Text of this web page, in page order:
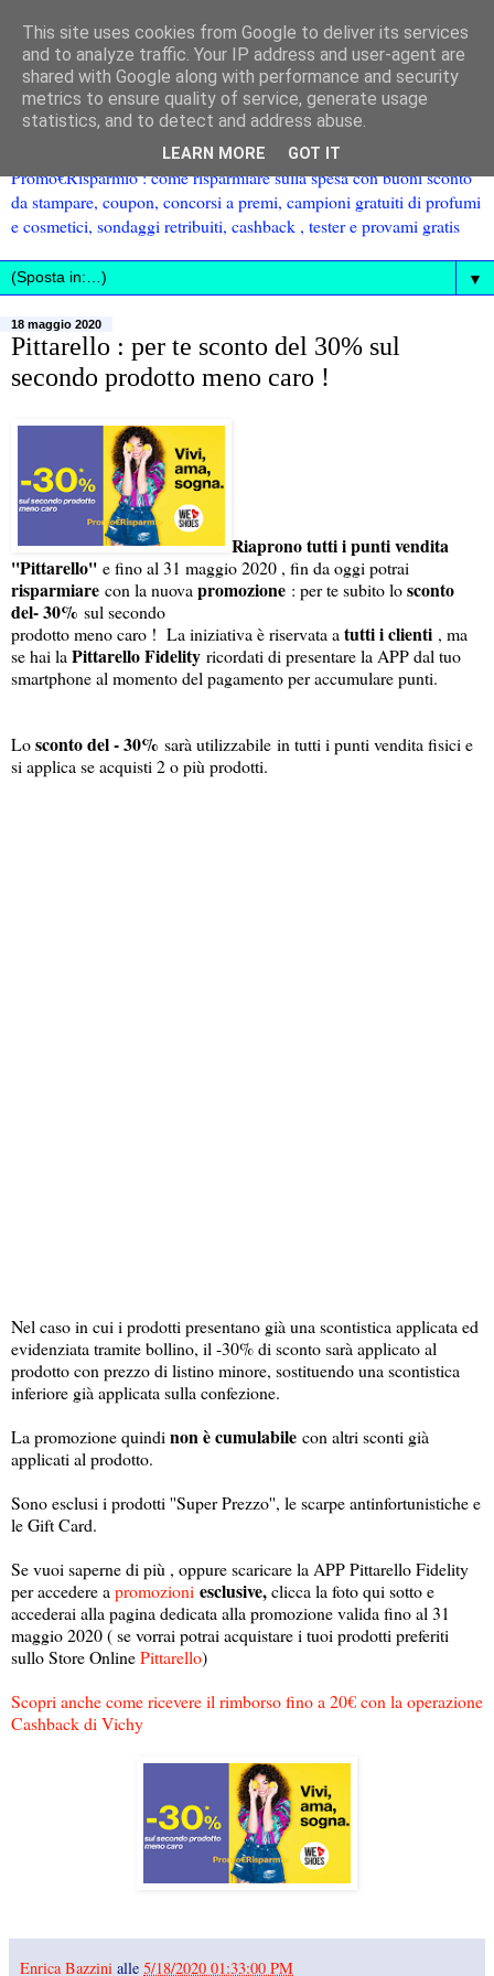
Promo€Risparmio : come risparmiare sulla spesa con buoni sconto
da stampare, coupon, concorsi a premi, campioni gratuiti di profumi
e cosmetici, sondaggi retribuiti, cashback , tester e provami gratis
▼
18 maggio 2020
Pittarello : per te sconto del 30% sul
secondo prodotto meno caro !
Riaprono tutti i punti vendita
''Pittarello'' e fino al 31 maggio 2020 , fin da oggi potrai
risparmiare con la nuova promozione : per te subito losconto
del- 30% sul secondo
prodotto meno caro ! La iniziativa è riservata a tutti i clienti , ma
se hai la Pittarello Fidelity ricordati di presentare la APP dal tuo
smartphone al momento del pagamento per accumulare punti.
Losconto del - 30% sarà utilizzabile in tutti i punti vendita fisici e
si applica se acquisti 2 o più prodotti.
Nel caso in cui i prodotti presentano già una scontistica applicata ed
evidenziata tramite bollino, il -30% di sconto sarà applicato al
prodotto con prezzo di listino minore, sostituendo una scontistica
inferiore già applicata sulla confezione.
La promozione quindi non è cumulabile con altri sconti già
applicati al prodotto.
Sono esclusi i prodotti ''Super Prezzo'', le scarpe antinfortunistiche e
le Gift Card.
Se vuoi saperne di più , oppure scaricare la APP Pittarello Fidelity
per accedere a promozioni esclusive,clicca la foto qui sotto e
accederai alla pagina dedicata alla promozione valida fino al 31
maggio 2020 ( se vorrai potrai acquistare i tuoi prodotti preferiti
sullo Store OnlinePittarello)
Scopri anche come ricevere il rimborso fino a 20€ con la operazione
Cashback di Vichy
Enrica Bazzini alle 5/18/2020 01:33:00 PM
This site uses cookies from Google to deliver its services
and to analyze traffic. Your IP address and user-agent are
shared with Google along with performance and security
metrics to ensure quality of service, generate usage
statistics, and to detect and address abuse.
LEARN MORE GOT IT